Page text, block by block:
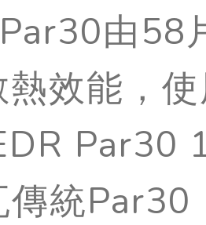
由58
效能，
Par30
統Par30